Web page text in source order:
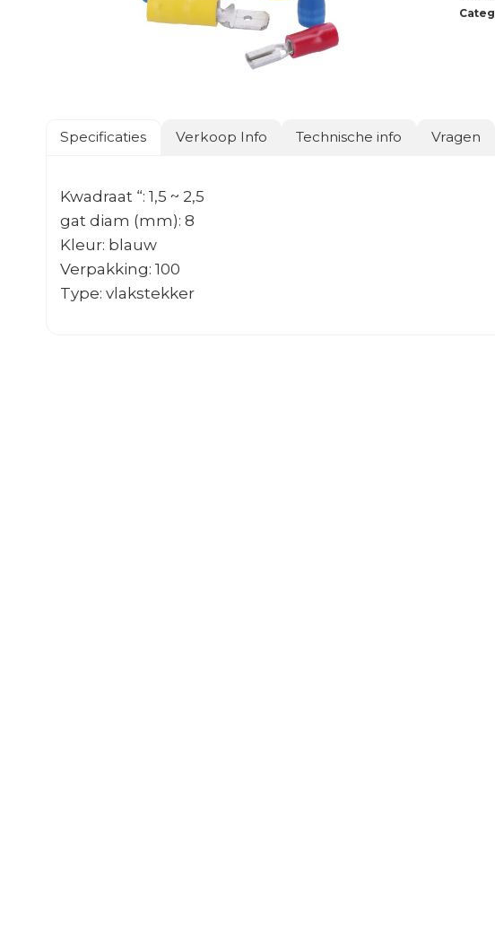
Specificaties Verkoop Info Technische info Vragen
Kwadraat “: 1,5 ~ 2,5
gat diam (mm): 8
Kleur: blauw
Verpakking: 100
Type: vlakstekker